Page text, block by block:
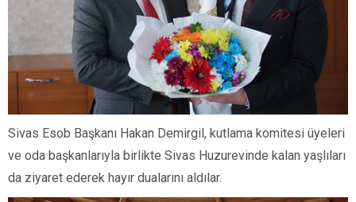
Sivas Esob Başkanı Hakan Demirgil, kutlama komitesi üyeleri
ve oda başkanlarıyla birlikte Sivas Huzurevinde kalan yaşlıları
da ziyaret ederek hayır dualarını aldılar.